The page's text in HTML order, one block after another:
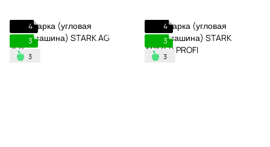
4
3
4
3